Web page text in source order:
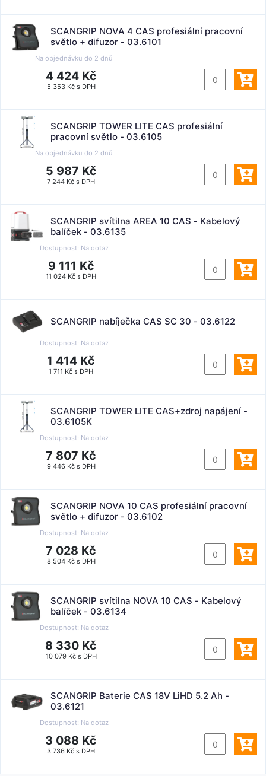
SCANGRIP NOVA 4 CAS profesiální pracovní
světlo + difuzor - 03.6101
Na objednávku do 2 dnů
4 424 Kč
5 353 Kč s DPH
SCANGRIP TOWER LITE CAS profesiální
pracovní světlo - 03.6105
Na objednávku do 2 dnů
5 987 Kč
7 244 Kč s DPH
SCANGRIP svítilna AREA 10 CAS - Kabelový
balíček - 03.6135
Dostupnost: Na dotaz
9 111 Kč
11 024 Kč s DPH
SCANGRIP nabíječka CAS SC 30 - 03.6122
Dostupnost: Na dotaz
1 414 Kč
1 711 Kč s DPH
SCANGRIP TOWER LITE CAS+zdroj napájení -
03.6105K
Dostupnost: Na dotaz
7 807 Kč
9 446 Kč s DPH
SCANGRIP NOVA 10 CAS profesiální pracovní
světlo + difuzor - 03.6102
Dostupnost: Na dotaz
7 028 Kč
8 504 Kč s DPH
SCANGRIP svítilna NOVA 10 CAS - Kabelový
balíček - 03.6134
Dostupnost: Na dotaz
8 330 Kč
10 079 Kč s DPH
SCANGRIP Baterie CAS 18V LiHD 5.2 Ah -
03.6121
Dostupnost: Na dotaz
3 088 Kč
3 736 Kč s DPH